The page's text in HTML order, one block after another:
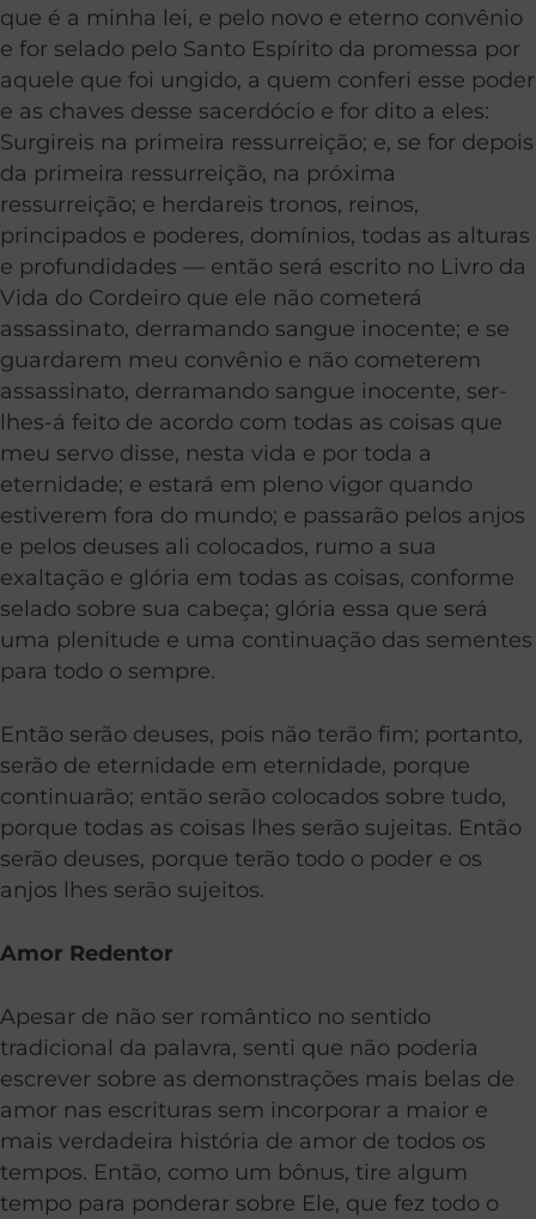
que é a minha lei, e pelo novo e eterno convênio
e for selado pelo Santo Espírito da promessa por
aquele que foi ungido, a quem conferi esse poder
e as chaves desse sacerdócio e for dito a eles:
Surgireis na primeira ressurreição; e, se for depois
da primeira ressurreição, na próxima
ressurreição; e herdareis tronos, reinos,
principados e poderes, domínios, todas as alturas
e profundidades — então será escrito no Livro da
Vida do Cordeiro que ele não cometerá
assassinato, derramando sangue inocente; e se
guardarem meu convênio e não cometerem
assassinato, derramando sangue inocente, ser-
lhes-á feito de acordo com todas as coisas que
meu servo disse, nesta vida e por toda a
eternidade; e estará em pleno vigor quando
estiverem fora do mundo; e passarão pelos anjos
e pelos deuses ali colocados, rumo a sua
exaltação e glória em todas as coisas, conforme
selado sobre sua cabeça; glória essa que será
uma plenitude e uma continuação das sementes
para todo o sempre.
Então serão deuses, pois não terão fim; portanto,
serão de eternidade em eternidade, porque
continuarão; então serão colocados sobre tudo,
porque todas as coisas lhes serão sujeitas. Então
serão deuses, porque terão todo o poder e os
anjos lhes serão sujeitos.
Amor Redentor
Apesar de não ser romântico no sentido
tradicional da palavra, senti que não poderia
escrever sobre as demonstrações mais belas de
amor nas escrituras sem incorporar a maior e
mais verdadeira história de amor de todos os
tempos. Então, como um bônus, tire algum
tempo para ponderar sobre Ele, que fez todo o